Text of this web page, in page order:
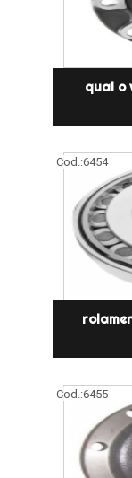
qual o
Cod.:6454
Cod.:6455